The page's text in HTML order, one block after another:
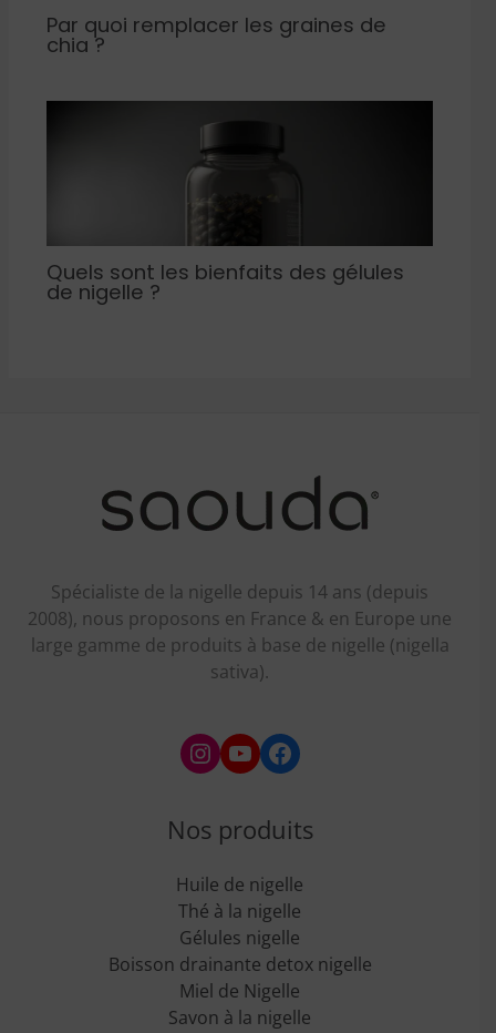
Par quoi remplacer les graines de
chia ?
Quels sont les bienfaits des gélules
de nigelle ?
Spécialiste de la nigelle depuis 14 ans (depuis
2008), nous proposons en France & en Europe une
large gamme de produits à base de nigelle (nigella
sativa).
Instagram
YouTube
Facebook
Nos produits
Huile de nigelle
Thé à la nigelle
Gélules nigelle
Boisson drainante detox nigelle
Miel de Nigelle
Savon à la nigelle